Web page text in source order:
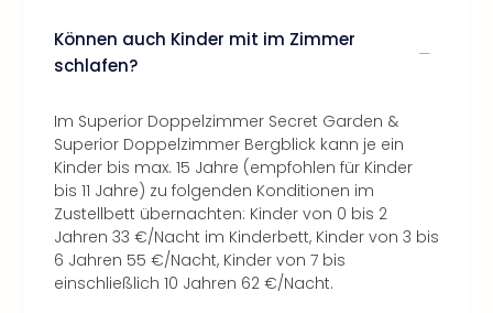
Können auch Kinder mit im Zimmer
schlafen?
Im Superior Doppelzimmer Secret Garden &
Superior Doppelzimmer Bergblick kann je ein
Kinder bis max. 15 Jahre (empfohlen für Kinder
bis 11 Jahre) zu folgenden Konditionen im
Zustellbett übernachten: Kinder von 0 bis 2
Jahren 33 €/Nacht im Kinderbett, Kinder von 3 bis
6 Jahren 55 €/Nacht, Kinder von 7 bis
einschließlich 10 Jahren 62 €/Nacht.